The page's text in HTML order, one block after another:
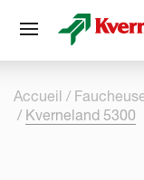
Accueil
Kverneland 5300
Panneau de gestion